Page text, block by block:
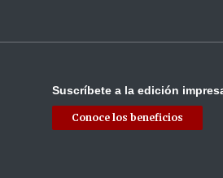
Suscríbete a la edición
Conoce los beneficios